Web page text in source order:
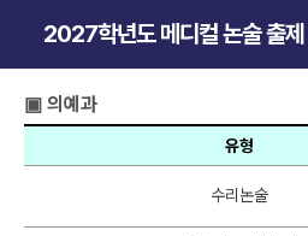
2027학년도 메디컬 논술 출
▣ 의예과
유형
수리논술